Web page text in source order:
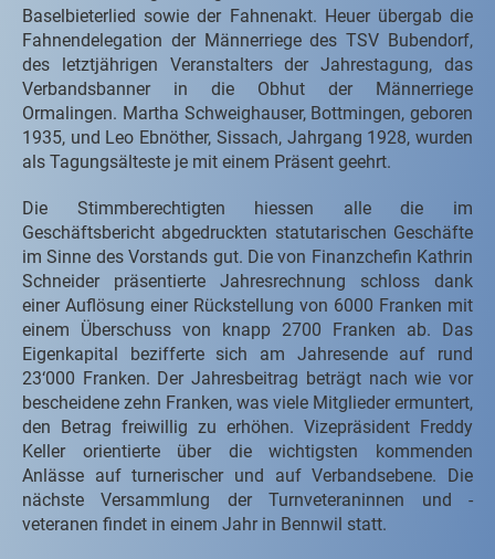
Baselbieterlied sowie der Fahnenakt. Heuer übergab die
Fahnendelegation der Männerriege des TSV Bubendorf,
des letztjährigen Veranstalters der Jahrestagung, das
Verbandsbanner in die Obhut der Männerriege
Ormalingen. Martha Schweighauser, Bottmingen, geboren
1935, und Leo Ebnöther, Sissach, Jahrgang 1928, wurden
als Tagungsälteste je mit einem Präsent geehrt.
Die Stimmberechtigten hiessen alle die im
Geschäftsbericht abgedruckten statutarischen Geschäfte
im Sinne des Vorstands gut. Die von Finanzchefin Kathrin
Schneider präsentierte Jahresrechnung schloss dank
einer Auflösung einer Rückstellung von 6000 Franken mit
einem Überschuss von knapp 2700 Franken ab. Das
Eigenkapital bezifferte sich am Jahresende auf rund
23‘000 Franken. Der Jahresbeitrag beträgt nach wie vor
bescheidene zehn Franken, was viele Mitglieder ermuntert,
den Betrag freiwillig zu erhöhen. Vizepräsident Freddy
Keller orientierte über die wichtigsten kommenden
Anlässe auf turnerischer und auf Verbandsebene. Die
nächste Versammlung der Turnveteraninnen und -
veteranen findet in einem Jahr in Bennwil statt.